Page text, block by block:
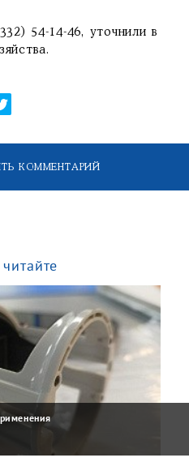
54-14-46, уточнили в
КОММЕНТАРИЙ